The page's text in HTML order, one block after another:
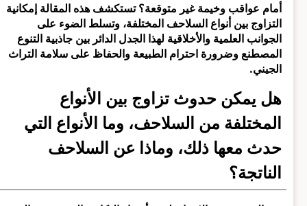
أمام عواقب وخيمة غير متوقعة؟ تستكشف هذه المقالة إمكانية
التزاوج بين أنواع السلاحف المختلفة، وتسلط الضوء على
الجوانب العلمية والأخلاقية لهذا الجدل الدائر بين جاذبية التنوع
المصطنع وضرورة احترام الطبيعة والحفاظ على سلامة التراث
الجيني.
هل يمكن حدوث تزاوج بين الأنواع
المختلفة من السلاحف، وما الأنواع التي
حدث معها ذلك، وماذا عن السلاحف
الناتجة؟